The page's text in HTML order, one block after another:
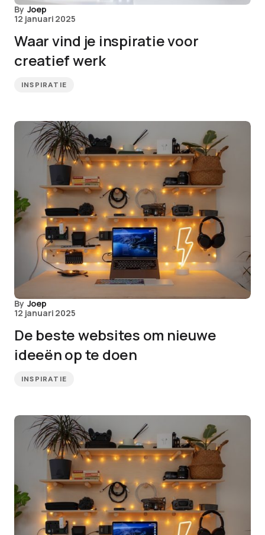
By Joep
12 januari 2025
Waar vind je inspiratie voor
creatief werk
INSPIRATIE
By Joep
12 januari 2025
De beste websites om nieuwe
ideeën op te doen
INSPIRATIE